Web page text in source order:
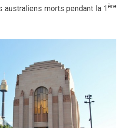
australiens morts pendant la 1 ère